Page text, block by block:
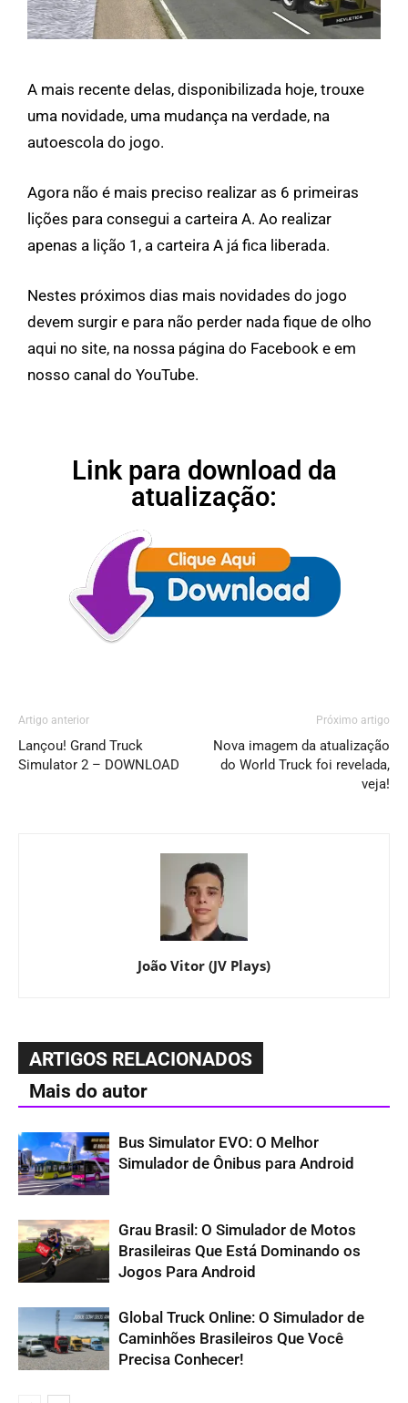
A mais recente delas, disponibilizada hoje, trouxe
uma novidade, uma mudança na verdade, na
autoescola do jogo.
Agora não é mais preciso realizar as 6 primeiras
lições para consegui a carteira A. Ao realizar
apenas a lição 1, a carteira A já fica liberada.
Nestes próximos dias mais novidades do jogo
devem surgir e para não perder nada fique de olho
aqui no site, na nossa página do Facebook e em
nosso canal do YouTube.
Link para download da
atualização:
Artigo anterior
Lançou! Grand Truck
Simulator 2 – DOWNLOAD
Próximo artigo
Nova imagem da atualização
do World Truck foi revelada,
veja!
João Vitor (JV Plays)
ARTIGOS RELACIONADOS
Mais do autor
Bus Simulator EVO: O Melhor
Simulador de Ônibus para Android
Grau Brasil: O Simulador de Motos
Brasileiras Que Está Dominando os
Jogos Para Android
Global Truck Online: O Simulador de
Caminhões Brasileiros Que Você
Precisa Conhecer!